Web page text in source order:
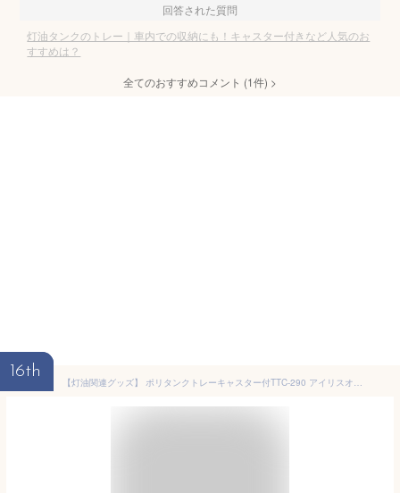
回答された質問
灯油タンクのトレー｜車内での収納にも！キャスター付きなど人気のお
すすめは？
全てのおすすめコメント (1件) >
16th
【灯油関連グッズ】 ポリタンクトレーキャスター付TTC-290 アイリスオーヤマ （カー用品）